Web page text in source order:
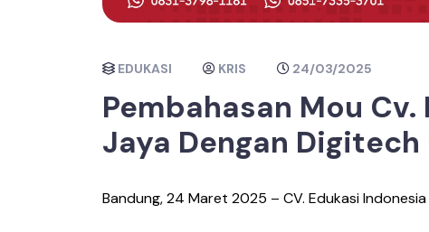
EDUKASI KRIS 24/03/2025
Pembahasan Mou
Jaya Dengan
Bandung, 24 Maret 2025 – CV. Edukasi Indonesia